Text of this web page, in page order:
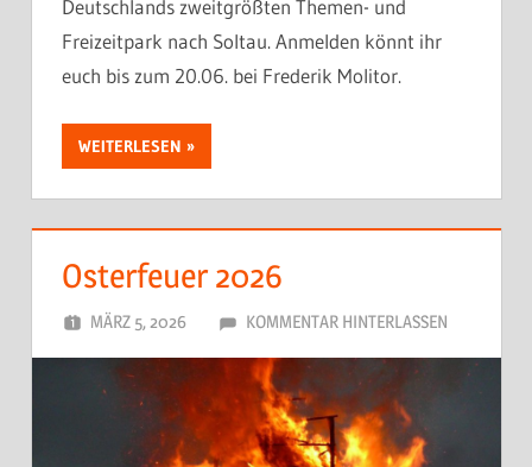
Deutschlands zweitgrößten Themen- und
Freizeitpark nach Soltau. Anmelden könnt ihr
euch bis zum 20.06. bei Frederik Molitor.
WEITERLESEN
Osterfeuer 2026
MÄRZ 5, 2026 DORFJUGEND
KOMMENTAR HINTERLASSEN